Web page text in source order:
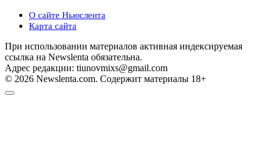
О сайте Ньюслента
Карта сайта
При использовании материалов активная индексируемая
ссылка на Newslenta обязательна.
Адрес редакции: tiunovmixs@gmail.com
© 2026 Newslenta.com. Содержит материалы 18+